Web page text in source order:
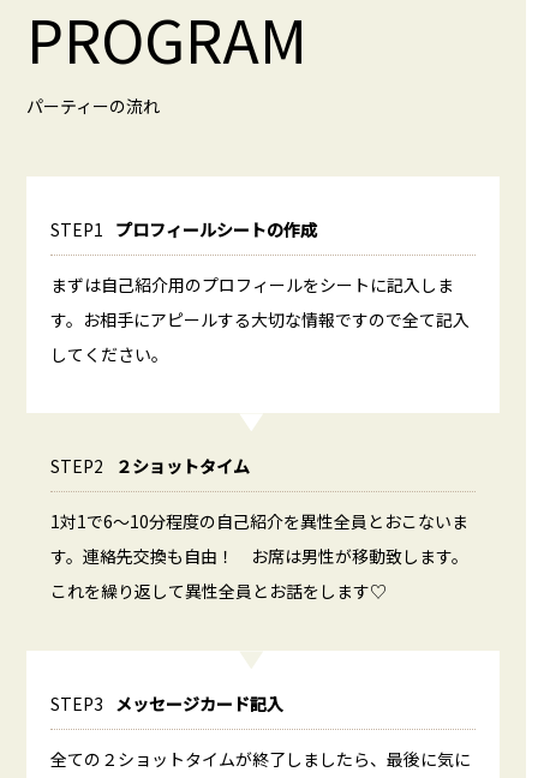
PROGRAM
パーティーの流れ
STEP1 プロフィールシートの作成
まずは自己紹介用のプロフィールをシートに記入しま
す。お相手にアピールする大切な情報ですので全て記入
してください。
STEP2 ２ショットタイム
1対1で6～10分程度の自己紹介を異性全員とおこないま
す。連絡先交換も自由！ お席は男性が移動致します。
これを繰り返して異性全員とお話をします♡
STEP3 メッセージカード記入
全ての２ショットタイムが終了しましたら、最後に気に